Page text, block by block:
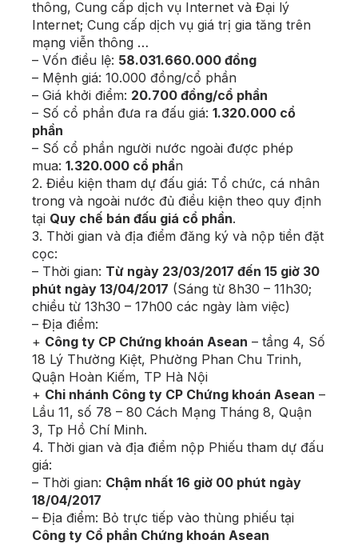
thông, Cung cấp dịch vụ Internet và Đại lý
Internet; Cung cấp dịch vụ giá trị gia tăng trên
mạng viễn thông …
– Vốn điều lệ: 58.031.660.000 đồng
– Mệnh giá: 10.000 đồng/cổ phần
– Giá khởi điểm: 20.700 đồng/cổ phần
– Số cổ phần đưa ra đấu giá: 1.320.000 cổ
phần
– Số cổ phần người nước ngoài được phép
mua: 1.320.000 cổ phần
2. Điều kiện tham dự đấu giá: Tổ chức, cá nhân
trong và ngoài nước đủ điều kiện theo quy định
tại Quy chế bán đấu giá cổ phần.
3. Thời gian và địa điểm đăng ký và nộp tiền đặt
cọc:
– Thời gian: Từ ngày 23/03/2017 đến 15 giờ 30
phút ngày 13/04/2017 (Sáng từ 8h30 – 11h30;
chiều từ 13h30 – 17h00 các ngày làm việc)
– Địa điểm:
+ Công ty CP Chứng khoán Asean – tầng 4, Số
18 Lý Thường Kiệt, Phường Phan Chu Trinh,
Quận Hoàn Kiếm, TP Hà Nội
+ Chi nhánh Công ty CP Chứng khoán Asean –
Lầu 11, số 78 – 80 Cách Mạng Tháng 8, Quận
3, Tp Hồ Chí Minh.
4. Thời gian và địa điểm nộp Phiếu tham dự đấu
giá:
– Thời gian: Chậm nhất 16 giờ 00 phút ngày
18/04/2017
– Địa điểm: Bỏ trực tiếp vào thùng phiếu tại
Công ty Cổ phần Chứng khoán Asean